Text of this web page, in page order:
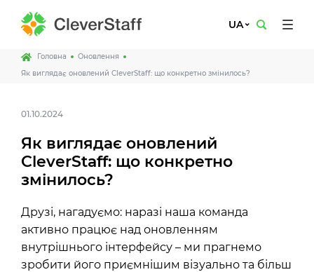
UA
Головна
Оновлення
Як виглядає оновлений CleverStaff: що конкретно змінилось?
01.10.2024
Як виглядає оновлений
CleverStaff: що конкретно
змінилось?
Друзі, нагадуємо: наразі наша команда
активно працює над оновленням
внутрішнього інтерфейсу – ми прагнемо
зробити його приємнішим візуально та більш